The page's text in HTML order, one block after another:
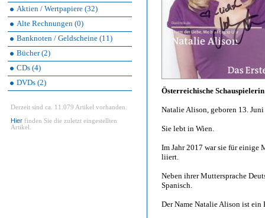
Aktien / Wertpapiere (32)
Alte Rechnungen (0)
Banknoten / Geldscheine (11)
Bücher (2)
CDs (4)
DVDs (2)
Derzeit sind ca. 11.079 Artikel vorhanden.
Hier finden Sie die zuletzt eingestellten
Artikel.
Österreichische Schauspielerin
Natalie Alison, geboren 13.
Sie lebt in Wien.
Im Jahr 2017 war sie für einige
liiert.
Neben ihrer Muttersprache
Spanisch.
Der Name Natalie Alison ist ein